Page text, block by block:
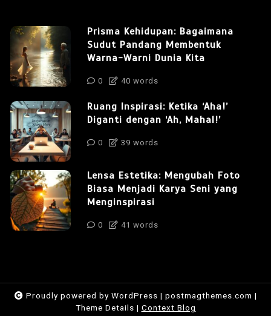
Prisma Kehidupan: Bagaimana
Sudut Pandang Membentuk
Warna-Warni Dunia Kita
0 40 words
Ruang Inspirasi: Ketika ‘Aha!’
Diganti dengan ‘Ah, Mahal!’
0 39 words
Lensa Estetika: Mengubah Foto
Biasa Menjadi Karya Seni yang
Menginspirasi
0 41 words
Proudly powered by WordPress | postmagthemes.com |
Theme Details | Context Blog